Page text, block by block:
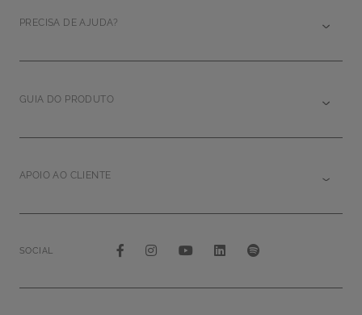
PRECISA DE AJUDA?
GUIA DO PRODUTO
APOIO AO CLIENTE
SOCIAL